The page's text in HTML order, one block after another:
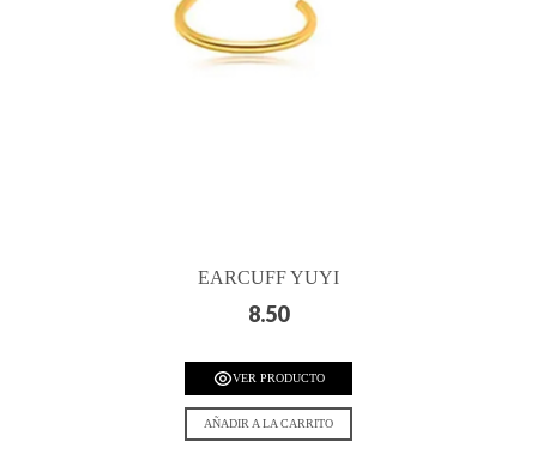
EARCUFF YUYI
8.50
VER PRODUCTO
AÑADIR A LA CARRITO